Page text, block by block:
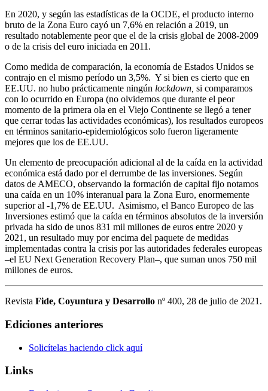
En 2020, y según las estadísticas de la OCDE, el producto interno
bruto de la Zona Euro cayó un 7,6% en relación a 2019, un
resultado notablemente peor que el de la crisis global de 2008-2009
o de la crisis del euro iniciada en 2011.
Como medida de comparación, la economía de Estados Unidos se
contrajo en el mismo período un 3,5%. Y si bien es cierto que en
EE.UU. no hubo prácticamente ningún lockdown, si comparamos
con lo ocurrido en Europa (no olvidemos que durante el peor
momento de la primera ola en el Viejo Continente se llegó a tener
que cerrar todas las actividades económicas), los resultados europeos
en términos sanitario-epidemiológicos solo fueron ligeramente
mejores que los de EE.UU.
Un elemento de preocupación adicional al de la caída en la actividad
económica está dado por el derrumbe de las inversiones. Según
datos de AMECO, observando la formación de capital fijo notamos
una caída en un 10% interanual para la Zona Euro, enormemente
superior al -1,7% de EE.UU. Asimismo, el Banco Europeo de las
Inversiones estimó que la caída en términos absolutos de la inversión
privada ha sido de unos 831 mil millones de euros entre 2020 y
2021, un resultado muy por encima del paquete de medidas
implementadas contra la crisis por las autoridades federales europeas
–el EU Next Generation Recovery Plan–, que suman unos 750 mil
millones de euros.
Revista Fide, Coyuntura y Desarrollo nº 400, 28 de julio de 2021.
Ediciones anteriores
Solicítelas haciendo click aquí
Links